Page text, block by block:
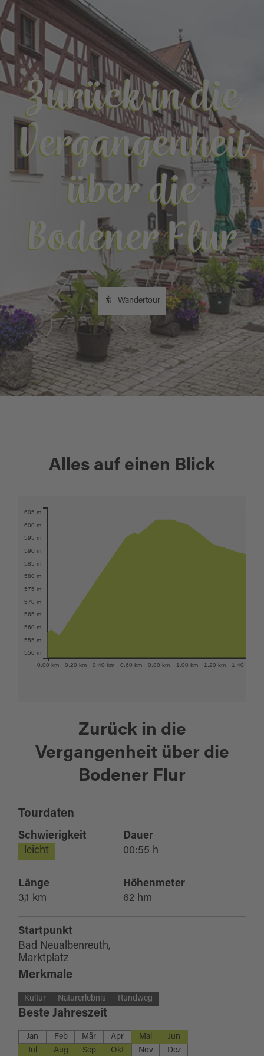
Zurück in die
Vergangenheit
über die
Bodener Flur
Wandertour
Alles auf einen Blick
0.00 km 0.20 km 0.40 km 0.60 km 0.80 km 1.00 km 1.20 km 1.40 km
550 m
555 m
560 m
565 m
570 m
575 m
580 m
585 m
590 m
595 m
600 m
605 m
Zurück in die
Vergangenheit über die
Bodener Flur
Tourdaten
Schwierigkeit
leicht
Dauer
00:55 h
Länge
3,1 km
Höhenmeter
62 hm
Startpunkt
Bad Neualbenreuth,
Marktplatz
Merkmale
Kultur Naturerlebnis Rundweg
Beste Jahreszeit
Jan Feb Mär Apr Mai
Jun
Jul
Aug Sep Okt Nov Dez